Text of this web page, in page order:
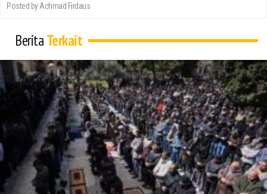
Posted by Achmad Firdaus
BeritaTerkait